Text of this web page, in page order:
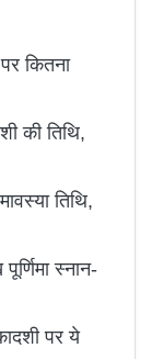
कितना
की तिथि,
तिथि,
स्नान-
पर ये